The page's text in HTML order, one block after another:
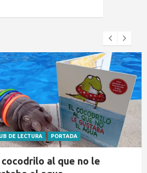
PORTADA
ver el eclipse en Ávila